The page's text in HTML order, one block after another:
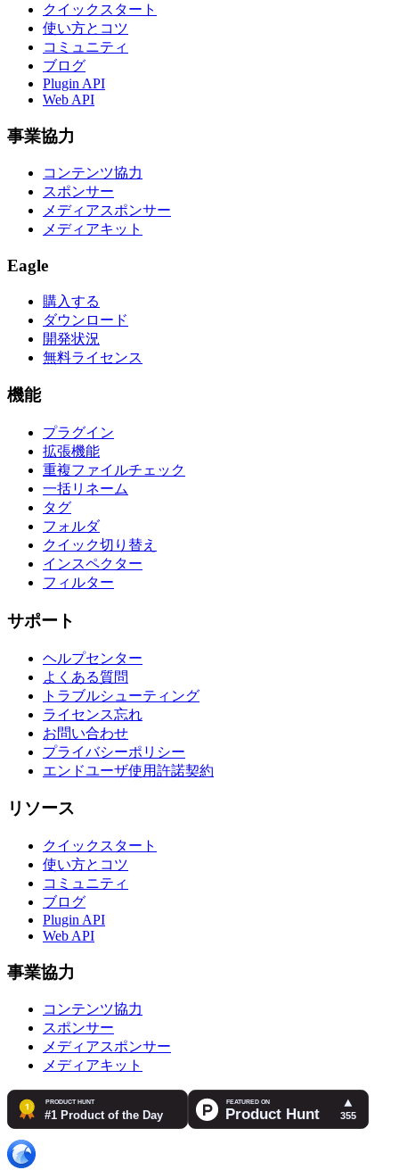
クイックスタート
使い方とコツ
コミュニティ
ブログ
Plugin API
Web API
事業協力
コンテンツ協力
スポンサー
メディアスポンサー
メディアキット
Eagle
購入する
ダウンロード
開発状況
無料ライセンス
機能
プラグイン
拡張機能
重複ファイルチェック
一括リネーム
タグ
フォルダ
クイック切り替え
インスペクター
フィルター
サポート
ヘルプセンター
よくある質問
トラブルシューティング
ライセンス忘れ
お問い合わせ
プライバシーポリシー
エンドユーザ使用許諾契約
リソース
クイックスタート
使い方とコツ
コミュニティ
ブログ
Plugin API
Web API
事業協力
コンテンツ協力
スポンサー
メディアスポンサー
メディアキット